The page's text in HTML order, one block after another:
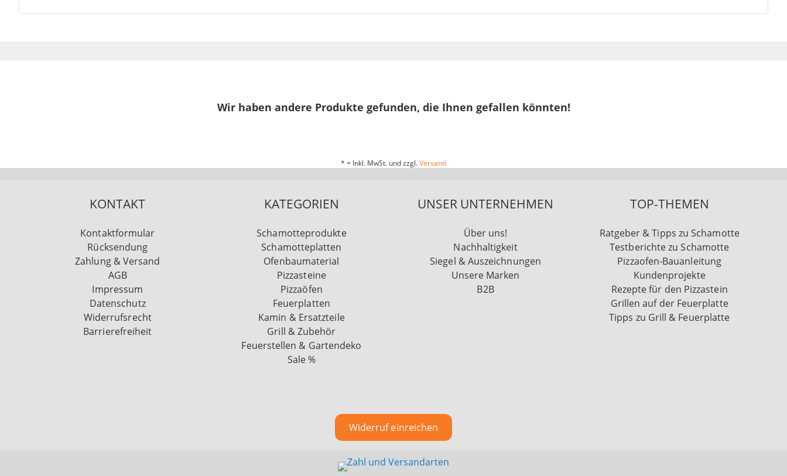
Wir haben andere Produkte gefunden, die Ihnen gefallen könnten!
* = Inkl. MwSt. und zzgl.Versand
KONTAKT
Kontaktformular
Rücksendung
Zahlung & Versand
AGB
Impressum
Datenschutz
Widerrufsrecht
Barrierefreiheit
KATEGORIEN
Schamotteprodukte
Schamotteplatten
Ofenbaumaterial
Pizzasteine
Pizzaöfen
Feuerplatten
Kamin & Ersatzteile
Grill & Zubehör
Feuerstellen & Gartendeko
Sale %
UNSER UNTERNEHMEN
Über uns!
Nachhaltigkeit
Siegel & Auszeichnungen
Unsere Marken
B2B
TOP-THEMEN
Ratgeber & Tipps zu Schamotte
Testberichte zu Schamotte
Pizzaofen-Bauanleitung
Kundenprojekte
Rezepte für den Pizzastein
Grillen auf der Feuerplatte
Tipps zu Grill & Feuerplatte
Widerruf einreichen